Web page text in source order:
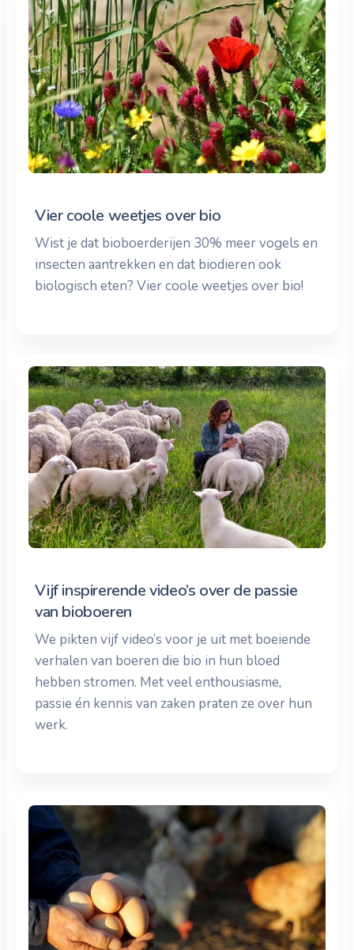
Vier coole weetjes over bio
Wist je dat bioboerderijen 30% meer vogels en
insecten aantrekken en dat biodieren ook
biologisch eten? Vier coole weetjes over bio!
Vijf inspirerende video’s over de passie
van bioboeren
We pikten vijf video’s voor je uit met boeiende
verhalen van boeren die bio in hun bloed
hebben stromen. Met veel enthousiasme,
passie én kennis van zaken praten ze over hun
werk.